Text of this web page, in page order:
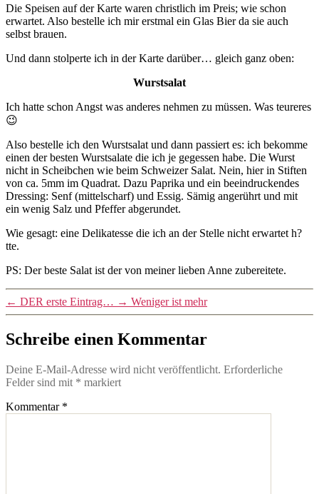
Die Speisen auf der Karte waren christlich im Preis; wie schon
erwartet. Also bestelle ich mir erstmal ein Glas Bier da sie auch
selbst brauen.
Und dann stolperte ich in der Karte darüber… gleich ganz oben:
Wurstsalat
Ich hatte schon Angst was anderes nehmen zu müssen. Was teureres
😉
Also bestelle ich den Wurstsalat und dann passiert es: ich bekomme
einen der besten Wurstsalate die ich je gegessen habe. Die Wurst
nicht in Scheibchen wie beim Schweizer Salat. Nein, hier in Stiften
von ca. 5mm im Quadrat. Dazu Paprika und ein beeindruckendes
Dressing: Senf (mittelscharf) und Essig. Sämig angerührt und mit
ein wenig Salz und Pfeffer abgerundet.
Wie gesagt: eine Delikatesse die ich an der Stelle nicht erwartet h?
tte.
PS: Der beste Salat ist der von meiner lieben Anne zubereitete.
← DER erste Eintrag… → Weniger ist mehr
Schreibe einen Kommentar
Deine E-Mail-Adresse wird nicht veröffentlicht. Erforderliche
Felder sind mit * markiert
Kommentar *